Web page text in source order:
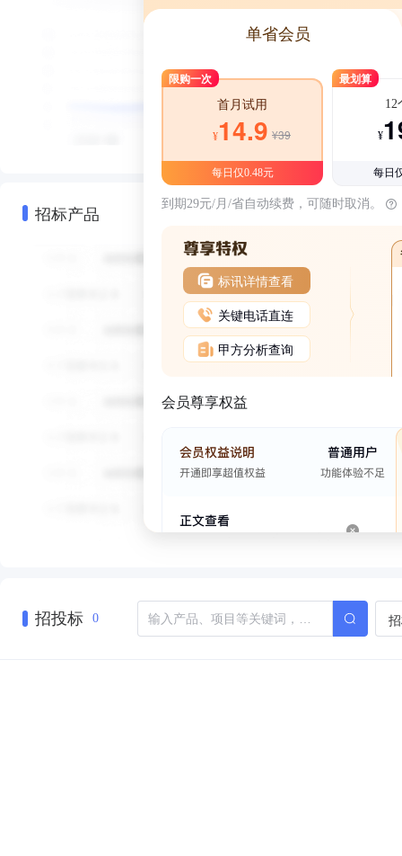
招标产品
单省会员
限购一次
首月试用
¥14.9 ¥39
每日仅0.48元
最划算
12
¥
每日
到期29元/月/省自动续费，可随时取消。
标讯详情查看
关键电话直连
甲方分析查询
会员尊享权益
招投标 0